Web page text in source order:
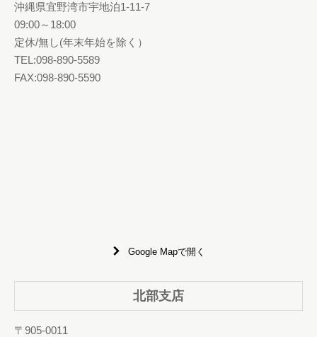
沖縄県宜野湾市宇地泊1-11-7
09:00～18:00
定休/無し(年末年始を除く）
TEL:098-890-5589
FAX:098-890-5590
Google Mapで開く
北部支店
〒905-0011